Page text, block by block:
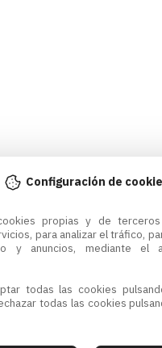
Configuración de
propias y de
para analizar el tráfico,
y anuncios, mediante el
todas las cookies
todas las cookies